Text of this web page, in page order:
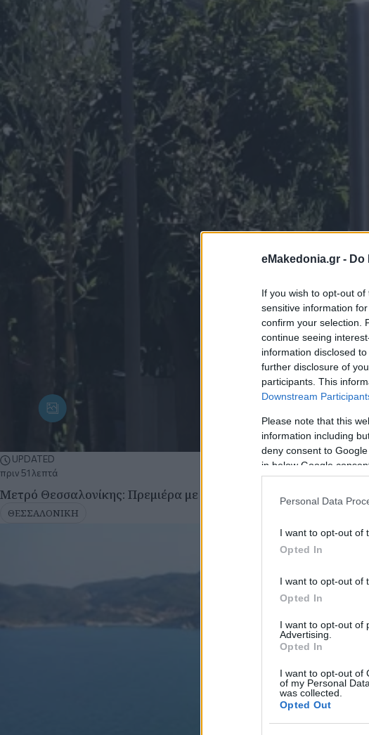
eMakedonia.gr - Do
If you wish to opt-out
sensitive information
confirm your selection.
continue seeing
information disclosed
further disclosure of
participants. This
Downstream
Please note that this
information including
deny consent to
in below Google
Personal Data
I want to opt-out of
Opted In
I want to opt-out of
Opted In
I want to opt-out of
Advertising.
Opted In
I want to opt-out of
of my Personal
was collected.
Opted Out
UPDATED
πριν 51 λεπτά
Μετρό Θεσσαλονίκης: Πρεμιέρα με τα δοκιμαστικά δρομολόγια
ΘΕΣΣΑΛΟΝΙΚΗ